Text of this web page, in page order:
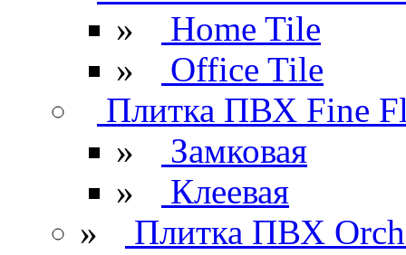
»
Home Tile
»
Office Tile
Плитка ПВХ Fine
»
Замковая
»
Клеевая
»
Плитка ПВХ